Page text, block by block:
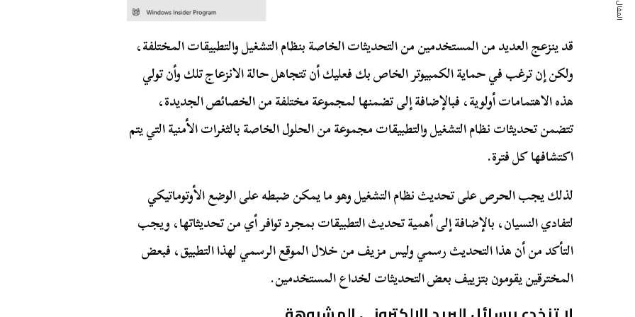
قد ينزعج العديد من المستخدمين من التحديثات الخاصة بنظام التشغيل والتطبيقات المختلفة،
ولكن إن ترغب في حماية الكمبيوتر الخاص بك فعليك أن تتجاهل حالة الانزعاج تلك وأن تولي
هذه الاهتمامات أولوية، فبالإضافة إلى تضمنها لمجموعة مختلفة من الخصائص الجديدة،
تتضمن تحديثات نظام التشغيل والتطبيقات مجموعة من الحلول الخاصة بالثغرات الأمنية التي يتم
اكتشافها كل فترة.
لذلك يجب الحرص على تحديث نظام التشغيل وهو ما يمكن ضبطه على الوضع الأوتوماتيكي
لتفادي النسيان، بالإضافة إلى أهمية تحديث التطبيقات بمجرد توافر أي من تحديثاتها، ويجب
التأكد من أن هذا التحديث رسمي وليس مزيف من خلال الموقع الرسمي لهذا التطبيق، فبعض
المخترقين يقومون بتزييف بعض التحديثات لخداع المستخدمين.